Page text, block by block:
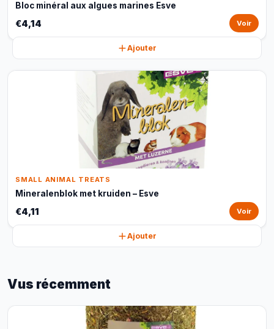
Bloc minéral aux algues marines Esve
€4,14 Voir
Ajouter
SMALL ANIMAL TREATS
Mineralenblok met kruiden – Esve
€4,11 Voir
Ajouter
Vus récemment